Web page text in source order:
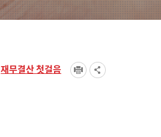
재무결산 첫걸음